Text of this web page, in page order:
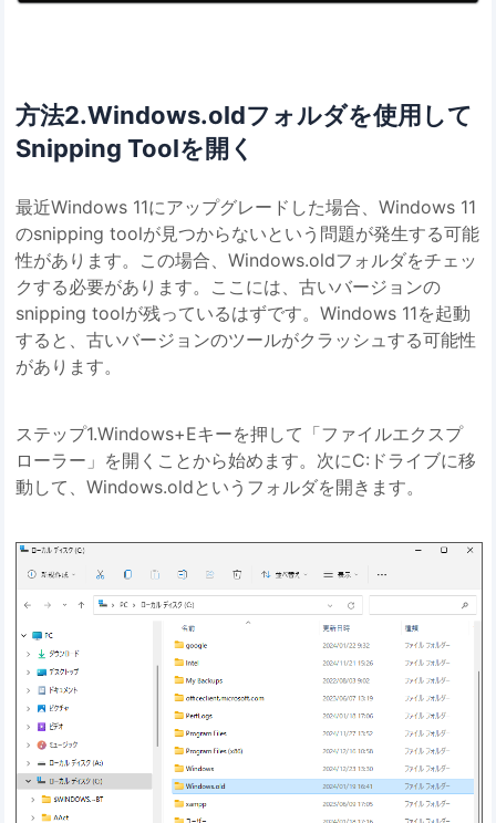
方法2.Windows.oldフォルダを使用して
Snipping Toolを開く
最近Windows 11にアップグレードした場合、Windows 11
のsnipping toolが見つからないという問題が発生する可能
性があります。この場合、Windows.oldフォルダをチェッ
クする必要があります。ここには、古いバージョンの
snipping toolが残っているはずです。Windows 11を起動
すると、古いバージョンのツールがクラッシュする可能性
があります。
ステップ1.Windows+Eキーを押して「ファイルエクスプ
ローラー」を開くことから始めます。次にC:ドライブに移
動して、Windows.oldというフォルダを開きます。